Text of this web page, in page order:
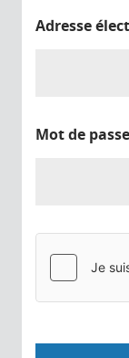
Adresse
Mot de passe